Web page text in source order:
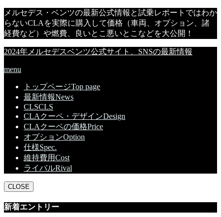
メルセデス・ベンツの最新公式情報と試乗レポートではわか
らないCLAを実際に購入して価格（車両、オプション、諸
経費など）や燃費、良いとこ悪いとこなどを大公開！
2024年メルセデスベンツ公式サイト、SNSの最新情報
menu
トップページTop page
最新情報News
CLSCLS
CLAクーペ・デザインDesign
CLAクーペの価格Price
オプションOption
仕様Spec.
維持費用Cost
ライバルRival
CLOSE
新着エントリー